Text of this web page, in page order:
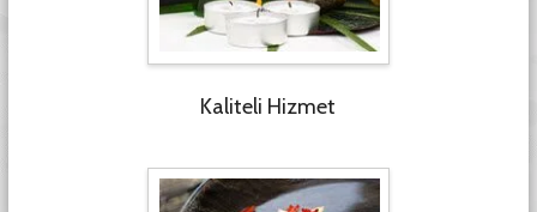
Kaliteli Hizmet